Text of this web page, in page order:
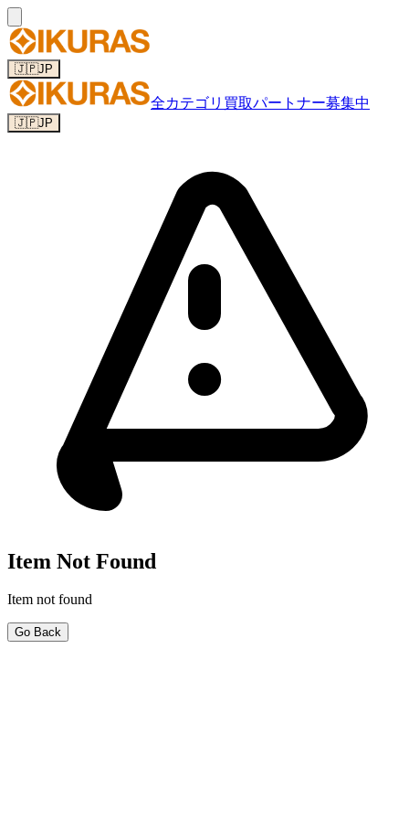
🇯🇵JP
全カテゴリ 買取パートナー募集中
🇯🇵JP
Item Not Found
Item not found
Go Back